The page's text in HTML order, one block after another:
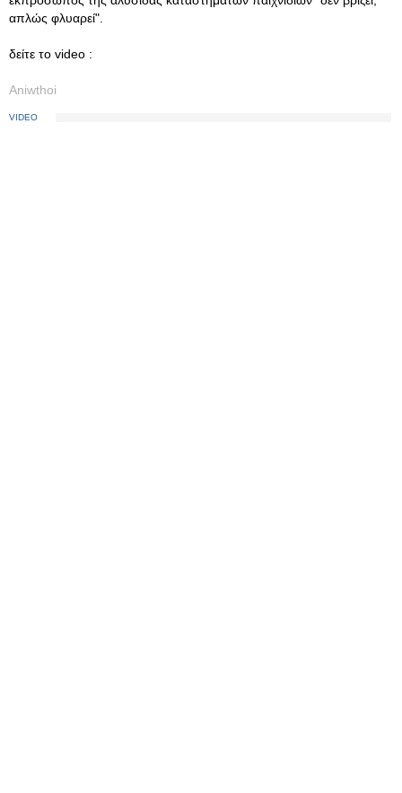
απλώς φλυαρεί".
δείτε το video :
Aniwthoi
VIDEO